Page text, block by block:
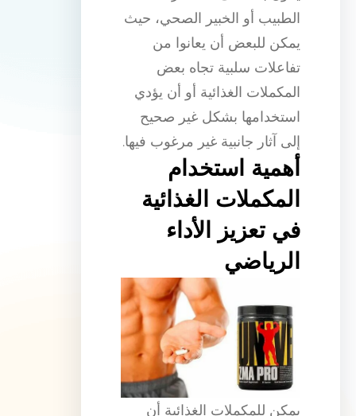
الطبيب أو الخبير الصحي، حيث
يمكن للبعض أن يعانوا من
تفاعلات سلبية تجاه بعض
المكملات الغذائية أو أن يؤدي
استخدامها بشكل غير صحيح
إلى آثار جانبية غير مرغوب فيها.
أهمية استخدام
المكملات الغذائية
في تعزيز الأداء
الرياضي
يمكن للمكملات الغذائية أن